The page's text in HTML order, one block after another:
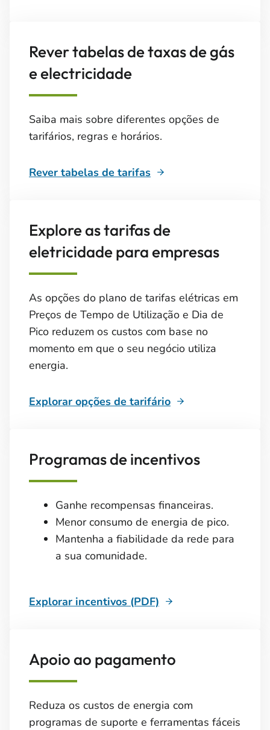
Rever tabelas de taxas de gás
e electricidade
Saiba mais sobre diferentes opções de
tarifários, regras e horários.
Rever tabelas de tarifas
Explore as tarifas de
eletricidade para empresas
As opções do plano de tarifas elétricas em
Preços de Tempo de Utilização e Dia de
Pico reduzem os custos com base no
momento em que o seu negócio utiliza
energia.
Explorar opções de tarifário
Programas de incentivos
Ganhe recompensas financeiras.
Menor consumo de energia de pico.
Mantenha a fiabilidade da rede para
a sua comunidade.
Explorar incentivos (PDF)
Apoio ao pagamento
Reduza os custos de energia com
programas de suporte e ferramentas fáceis